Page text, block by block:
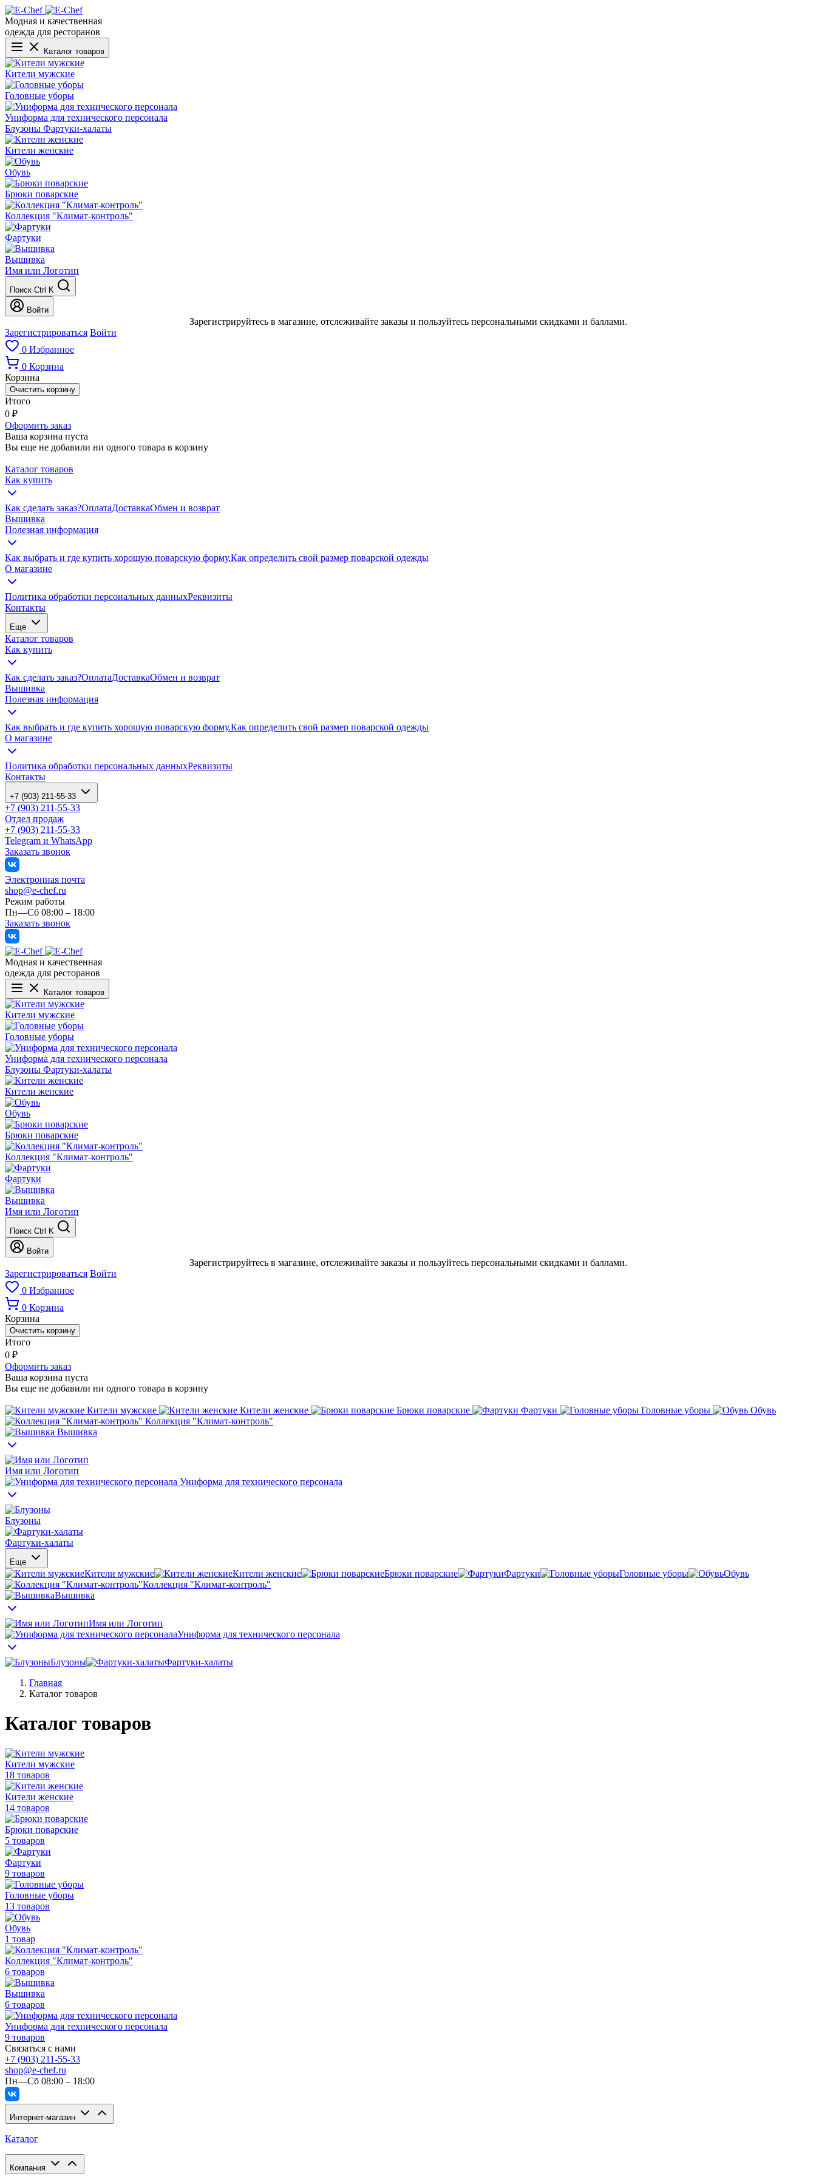
Модная и качественная
одежда для ресторанов
Каталог товаров
Кители мужские
Головные уборы
Униформа для технического персонала
Блузоны Фартуки-халаты
Кители женские
Обувь
Брюки поварские
Коллекция "Климат-контроль"
Фартуки
Вышивка
Имя или Логотип
Поиск Ctrl K
Войти
Зарегистрируйтесь в магазине, отслеживайте заказы и пользуйтесь персональными скидками и баллами.
Зарегистрироваться Войти
0 Избранное
0 Корзина
Корзина
Очистить корзину
Итого
0 ₽
Оформить заказ
Ваша корзина пуста
Вы еще не добавили ни одного товара в корзину
Каталог товаров
Как купить
Как сделать заказ?ОплатаДоставкаОбмен и возврат
Вышивка
Полезная информация
Как выбрать и где купить хорошую поварскую форму.Как определить свой размер поварской одежды
О магазине
Политика обработки персональных данныхРеквизиты
Контакты
Еще
Каталог товаров
Как купить
Как сделать заказ?ОплатаДоставкаОбмен и возврат
Вышивка
Полезная информация
Как выбрать и где купить хорошую поварскую форму.Как определить свой размер поварской одежды
О магазине
Политика обработки персональных данныхРеквизиты
Контакты
+7 (903) 211-55-33
+7 (903) 211-55-33
Отдел продаж
+7 (903) 211-55-33
Telegram и WhatsApp
Заказать звонок
Электронная почта
shop@e-chef.ru
Режим работы
Пн—Сб 08:00 – 18:00
Заказать звонок
Модная и качественная
одежда для ресторанов
Каталог товаров
Кители мужские
Головные уборы
Униформа для технического персонала
Блузоны Фартуки-халаты
Кители женские
Обувь
Брюки поварские
Коллекция "Климат-контроль"
Фартуки
Вышивка
Имя или Логотип
Поиск Ctrl K
Войти
Зарегистрируйтесь в магазине, отслеживайте заказы и пользуйтесь персональными скидками и баллами.
Зарегистрироваться Войти
0 Избранное
0 Корзина
Корзина
Очистить корзину
Итого
0 ₽
Оформить заказ
Ваша корзина пуста
Вы еще не добавили ни одного товара в корзину
Кители мужские Кители женские Брюки поварские Фартуки Головные уборы
Обувь
Коллекция "Климат-контроль"
Вышивка
Имя или Логотип
Униформа для технического персонала
Блузоны
Фартуки-халаты
Еще
Кители мужские Кители женские Брюки поварские Фартуки Головные уборы
Обувь
Коллекция "Климат-контроль"
Вышивка
Имя или Логотип
Униформа для технического персонала
Блузоны
Фартуки-халаты
Главная
Каталог товаров
Каталог товаров
Кители мужские
18 товаров
Кители женские
14 товаров
Брюки поварские
5 товаров
Фартуки
9 товаров
Головные уборы
13 товаров
Обувь
1 товар
Коллекция "Климат-контроль"
6 товаров
Вышивка
6 товаров
Униформа для технического персонала
9 товаров
Связаться с нами
+7 (903) 211-55-33
shop@e-chef.ru
Пн—Сб 08:00 – 18:00
Интернет-магазин
Каталог
Компания